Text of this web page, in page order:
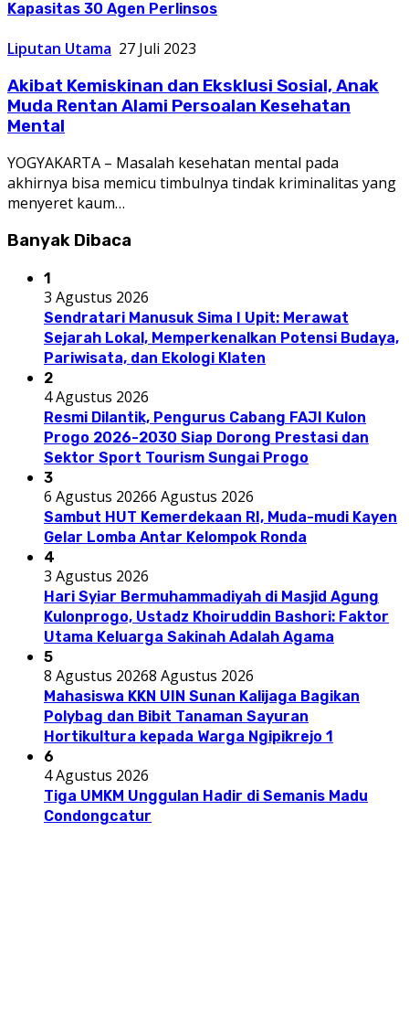
Kapasitas 30 Agen Perlinsos
Liputan Utama 27 Juli 2023
Akibat Kemiskinan dan Eksklusi Sosial, Anak
Muda Rentan Alami Persoalan Kesehatan
Mental
YOGYAKARTA – Masalah kesehatan mental pada
akhirnya bisa memicu timbulnya tindak kriminalitas yang
menyeret kaum…
Banyak Dibaca
1
3 Agustus 2026
Sendratari Manusuk Sima I Upit: Merawat
Sejarah Lokal, Memperkenalkan Potensi Budaya,
Pariwisata, dan Ekologi Klaten
2
4 Agustus 2026
Resmi Dilantik, Pengurus Cabang FAJI Kulon
Progo 2026-2030 Siap Dorong Prestasi dan
Sektor Sport Tourism Sungai Progo
3
6 Agustus 20266 Agustus 2026
Sambut HUT Kemerdekaan RI, Muda-mudi Kayen
Gelar Lomba Antar Kelompok Ronda
4
3 Agustus 2026
Hari Syiar Bermuhammadiyah di Masjid Agung
Kulonprogo, Ustadz Khoiruddin Bashori: Faktor
Utama Keluarga Sakinah Adalah Agama
5
8 Agustus 20268 Agustus 2026
Mahasiswa KKN UIN Sunan Kalijaga Bagikan
Polybag dan Bibit Tanaman Sayuran
Hortikultura kepada Warga Ngipikrejo 1
6
4 Agustus 2026
Tiga UMKM Unggulan Hadir di Semanis Madu
Condongcatur